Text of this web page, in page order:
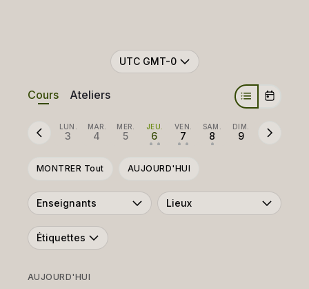
UTC GMT-0
Cours Ateliers
LUN.
3
MAR.
4
MER.
5
JEU.
6
• •
VEN.
7
• •
SAM.
8
•
DIM.
9
MONTRER Tout AUJOURD'HUI
Enseignants Lieux
Étiquettes
AUJOURD'HUI